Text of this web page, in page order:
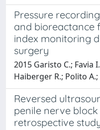
Pressure
and bioreactance
index monitoring
surgery
2015 Garisto C.; Favia
Haiberger R.; Polito A.;
Reversed
penile nerve block
retrospective